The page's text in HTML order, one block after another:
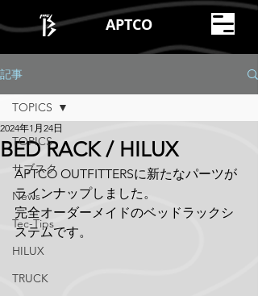
APTCO
記事
TOPICS
サブスク
News
Tec-Tips
HILUX
TRUCK
TOPICS
BED RACK / HILUX
2024年1月24日
APTCO OUTFITTERSに新たなパーツが
ラインナップしました。
完全オーダーメイドのベッドラックシ
ステムです。